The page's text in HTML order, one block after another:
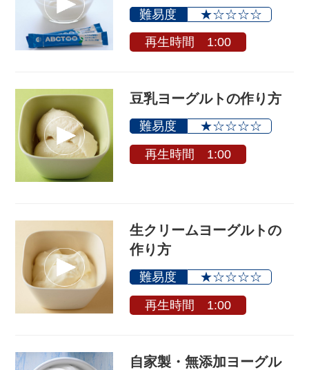
難易度 ★☆☆☆☆
再生時間 1:00
豆乳ヨーグルトの作り方
難易度 ★☆☆☆☆
再生時間 1:00
生クリームヨーグルトの
作り方
難易度 ★☆☆☆☆
再生時間 1:00
自家製・無添加ヨーグル